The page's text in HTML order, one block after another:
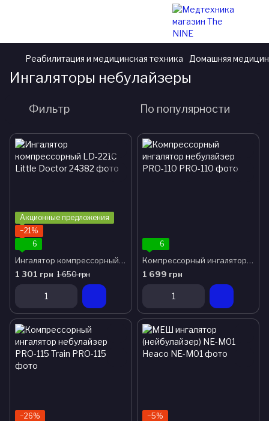
Реабилитация и медицинская техника Домашняя
Ингаляторы небулайзеры
Фильтр По популярности
Акционные предложения
−21%
6
Ингалятор компрессорный LD-221C Little Doctor
1 301 грн 1 650 грн
6
Компрессорный ингалятор небулайзер PRO-110
1 699 грн
−26%
−5%